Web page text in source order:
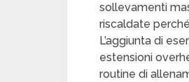
sollevamenti
riscaldate
L’aggiunta di
estensioni
routine di